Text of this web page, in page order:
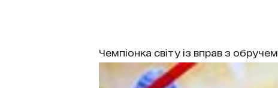
Чемпіонка світу із вправ з обручем